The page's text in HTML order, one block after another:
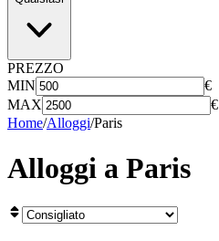
PREZZO
MIN
€
MAX
€
Home/Alloggi/Paris
Alloggi a Paris